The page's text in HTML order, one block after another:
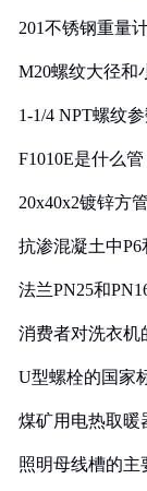
201不锈钢重量
M20螺纹大径和
1-1/4 NPT螺纹
F1010E是什么
20x40x2镀锌方
抗渗混凝土中
法兰PN25和
消费者对洗衣机
U型螺栓的国家
煤矿用电热取暖
照明母线槽的主